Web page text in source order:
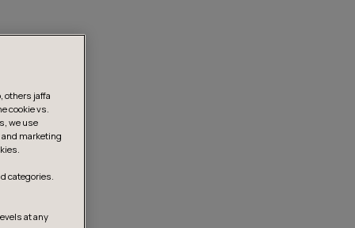
others jaffa
cookie vs.
we use
marketing
categories.
at any